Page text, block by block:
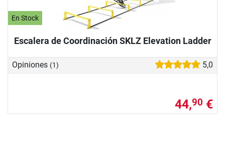
En Stock
Escalera de Coordinación SKLZ Elevation Ladder
Opiniones (1) 5,0
44,90 €